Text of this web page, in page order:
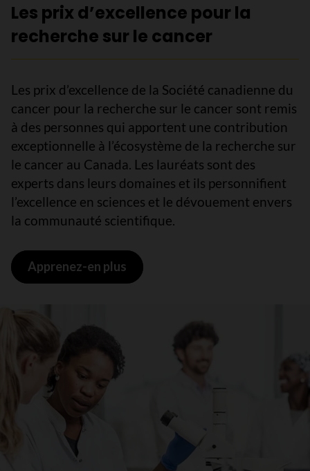
Les prix d’excellence pour la
recherche sur le cancer
Les prix d’excellence de la Société canadienne du
cancer pour la recherche sur le cancer sont remis
à des personnes qui apportent une contribution
exceptionnelle à l’écosystème de la recherche sur
le cancer au Canada. Les lauréats sont des
experts dans leurs domaines et ils personnifient
l’excellence en sciences et le dévouement envers
la communauté scientifique.
Apprenez-en plus